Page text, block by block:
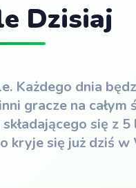
Dzisiaj
Każdego dnia
gracze na całym
się z
kryje się już dziś